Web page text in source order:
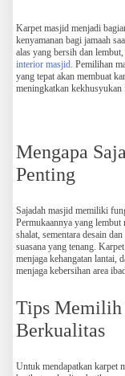
Karpet masjid menjadi
kenyamanan bagi jamaah
alas yang bersih dan lembut,
interior masjid. Pemilihan
yang tepat akan membuat
meningkatkan kekhusyukan
Mengapa
Penting
Sajadah masjid memiliki
Permukaannya yang lembut
shalat, sementara desain
suasana yang tenang.
menjaga kehangatan lantai,
menjaga kebersihan area
Tips
Berkualitas
Untuk mendapatkan karpet